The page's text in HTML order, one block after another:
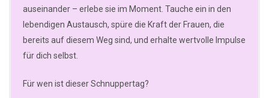
auseinander – erlebe sie im Moment. Tauche ein in den
lebendigen Austausch, spüre die Kraft der Frauen, die
bereits auf diesem Weg sind, und erhalte wertvolle Impulse
für dich selbst.
Für wen ist dieser Schnuppertag?